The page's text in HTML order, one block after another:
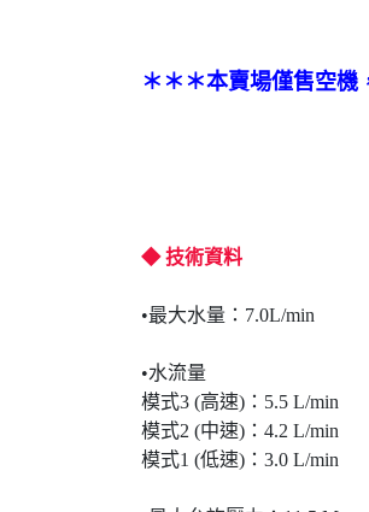
＊＊＊本賣場僅售空機
◆ 技術資料
•最大水量：7.0L/min
•水流量
模式3 (高速)：5.5 L/min
模式2 (中速)：4.2 L/min
模式1 (低速)：3.0 L/min